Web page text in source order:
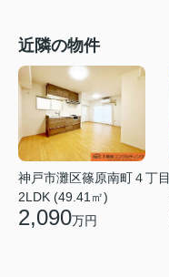
近隣の物件
神戸市灘区篠原南町４丁目
2LDK (49.41㎡)
2,090万円